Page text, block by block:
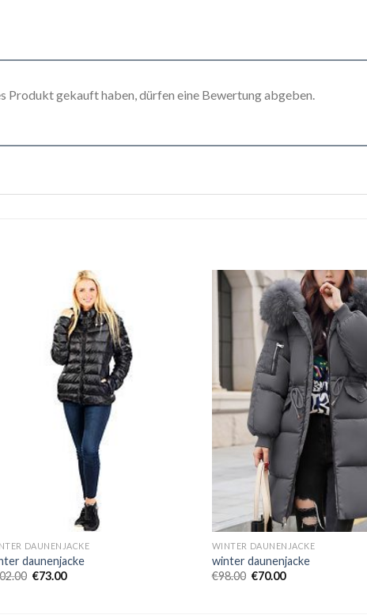
Produkt gekauft haben, dürfen eine Bewertung abgeben.
DAUNENJACKE
daunenjacke
€73.00
WINTER DAUNENJACKE
winter daunenjacke
€98.00 €70.00